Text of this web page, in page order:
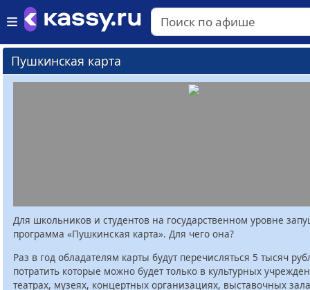
Пушкинская карта
Для школьников и студентов на государственном уровне
программа «Пушкинская карта». Для чего она?
Раз в год обладателям карты будут перечисляться 5 тысяч
потратить которые можно будет только в культурных
театрах, музеях, концертных организациях, выставочных